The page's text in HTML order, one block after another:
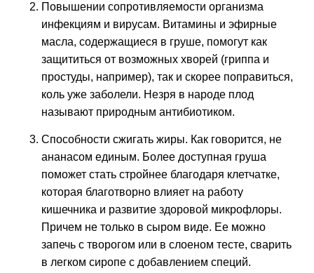
Повышении сопротивляемости организма
инфекциям и вирусам. Витамины и эфирные
масла, содержащиеся в груше, помогут как
защититься от возможных хворей (гриппа и
простуды, например), так и скорее поправиться,
коль уже заболели. Незря в народе плод
называют природным антибиотиком.
Способности сжигать жиры. Как говорится, не
ананасом единым. Более доступная груша
поможет стать стройнее благодаря клетчатке,
которая благотворно влияет на работу
кишечника и развитие здоровой микрофлоры.
Причем не только в сыром виде. Ее можно
запечь с творогом или в слоеном тесте, сварить
в легком сиропе с добавлением специй.